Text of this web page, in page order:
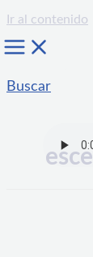
Ir al contenido
Buscar